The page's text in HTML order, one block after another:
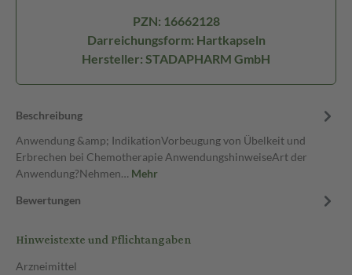
PZN: 16662128
Darreichungsform: Hartkapseln
Hersteller: STADAPHARM GmbH
Beschreibung
Anwendung &amp; IndikationVorbeugung von Übelkeit und
Erbrechen bei Chemotherapie AnwendungshinweiseArt der
Anwendung?Nehmen… Mehr
Bewertungen
Hinweistexte und Pflichtangaben
Arzneimittel